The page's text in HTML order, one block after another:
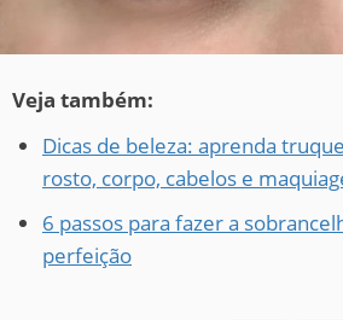
Veja também:
Dicas de beleza: aprenda
rosto, corpo, cabelos e
6 passos para fazer a
perfeição